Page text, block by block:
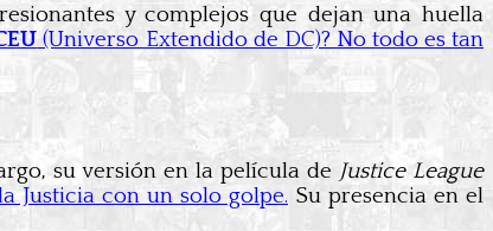
y complejos que dejan una huella
(Universo Extendido de DC)? No todo es tan
su versión en la película de Justice League
Justicia con un solo golpe. Su presencia en el